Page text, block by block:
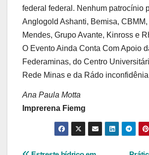
federal federal. Nenhum patrocínio
Anglogold Ashanti, Bemisa,
Mendes, Grupo Avante, Kinross e
O Evento Ainda Conta Com Apoio
Federaminas, do Centro
Rede Minas e da Rádo
Ana Paula Motta
Imprerena Fiemg